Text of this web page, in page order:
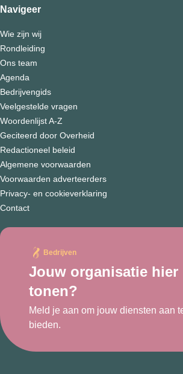
Navigeer
Wie zijn wij
Rondleiding
Ons team
Agenda
Bedrijvengids
Veelgestelde vragen
Woordenlijst A-Z
Geciteerd door Overheid
Redactioneel beleid
Algemene voorwaarden
Voorwaarden adverteerders
Privacy- en cookieverklaring
Contact
Bedrijven
Jouw organisatie hier
tonen?
Meld je aan om jouw diensten aan
bieden.